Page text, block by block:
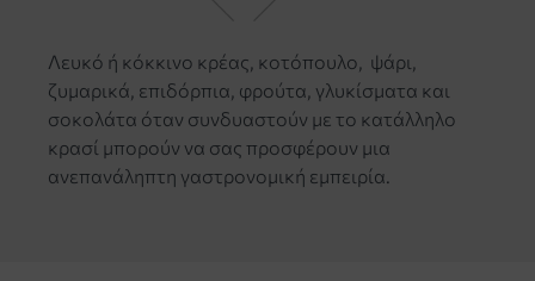
s
Λευκό ή κόκκινο κρέας, κοτόπουλο, ψάρι,
ζυμαρικά, επιδόρπια, φρούτα, γλυκίσματα και
σοκολάτα όταν συνδυαστούν με το κατάλληλο
κρασί μπορούν να σας προσφέρουν μια
ανεπανάληπτη γαστρονομική εμπειρία.